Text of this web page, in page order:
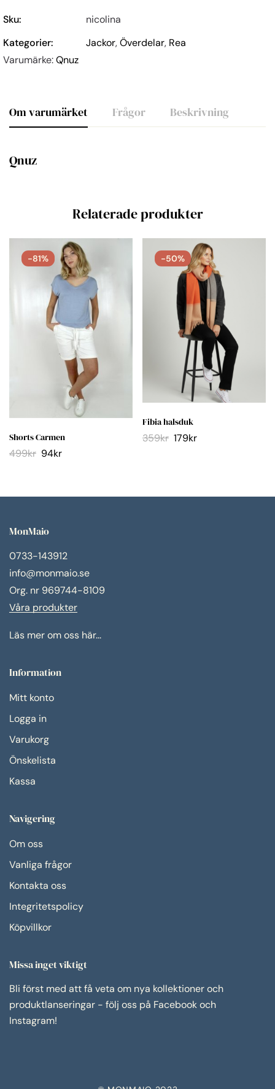
Sku:
nicolina
Kategorier:
Jackor,Överdelar, Rea
Varumärke:Qnuz
Om varumärket Frågor Beskrivning
Qnuz
Relaterade produkter
-81%
Shorts Carmen
499kr 94kr
-50%
Fibia halsduk
359kr 179kr
MonMaio
0733-143912
info@monmaio.se
Org. nr 969744-8109
Våra produkter
Läs mer om oss här...
Information
Mitt konto
Logga in
Varukorg
Önskelista
Kassa
Navigering
Om oss
Vanliga frågor
Kontakta oss
Integritetspolicy
Köpvillkor
Missa inget viktigt
Bli först med att få veta om nya kollektioner och
produktlanseringar - följ oss på Facebook och
Instagram!